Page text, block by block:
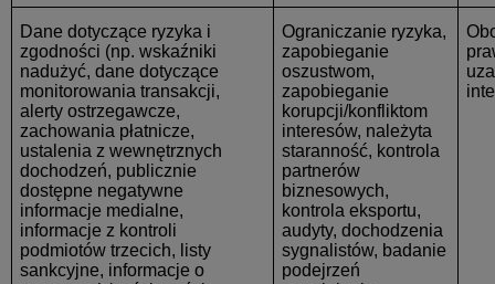
Dane dotyczące ryzyka i
zgodności (np. wskaźniki
nadużyć, dane dotyczące
monitorowania transakcji,
alerty ostrzegawcze,
zachowania płatnicze,
ustalenia z wewnętrznych
dochodzeń, publicznie
dostępne negatywne
informacje medialne,
informacje z kontroli
podmiotów trzecich, listy
sankcyjne, informacje o
Ograniczanie ryzyka,
zapobieganie
oszustwom,
zapobieganie
korupcji/konfliktom
interesów, należyta
staranność, kontrola
partnerów
biznesowych,
kontrola eksportu,
audyty, dochodzenia
sygnalistów, badanie
podejrzeń